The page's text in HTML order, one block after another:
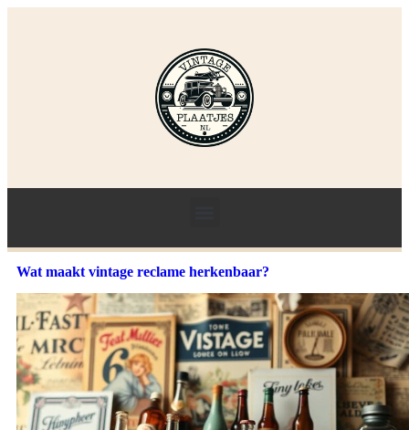
Wat maakt vintage reclame herkenbaar?